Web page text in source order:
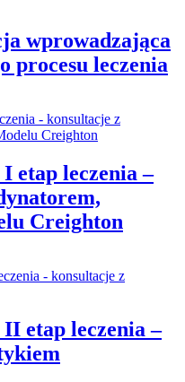
wprowadzająca
procesu leczenia
etap leczenia –
Creighton
etap leczenia –